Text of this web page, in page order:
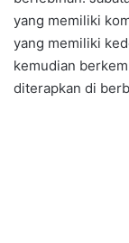
yang memiliki
yang memiliki
kemudian
diterapkan di